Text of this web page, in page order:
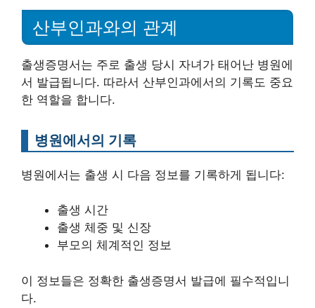
산부인과와의 관계
출생증명서는 주로 출생 당시 자녀가 태어난 병원에
서 발급됩니다. 따라서 산부인과에서의 기록도 중요
한 역할을 합니다.
병원에서의 기록
병원에서는 출생 시 다음 정보를 기록하게 됩니다:
출생 시간
출생 체중 및 신장
부모의 체계적인 정보
이 정보들은 정확한 출생증명서 발급에 필수적입니
다.